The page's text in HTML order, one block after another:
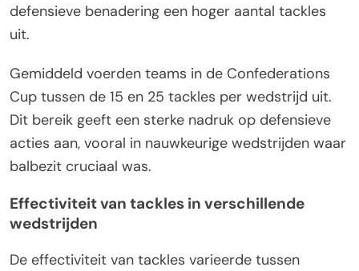
defensieve benadering een hoger aantal tackles
uit.
Gemiddeld voerden teams in de Confederations
Cup tussen de 15 en 25 tackles per wedstrijd uit.
Dit bereik geeft een sterke nadruk op defensieve
acties aan, vooral in nauwkeurige wedstrijden waar
balbezit cruciaal was.
Effectiviteit van tackles in verschillende
wedstrijden
De effectiviteit van tackles varieerde tussen